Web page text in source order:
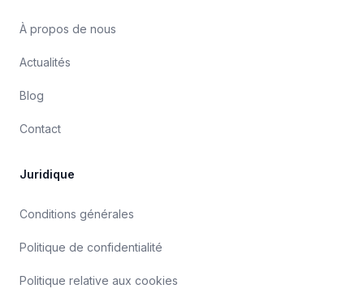
À propos de nous
Actualités
Blog
Contact
Juridique
Conditions générales
Politique de confidentialité
Politique relative aux cookies